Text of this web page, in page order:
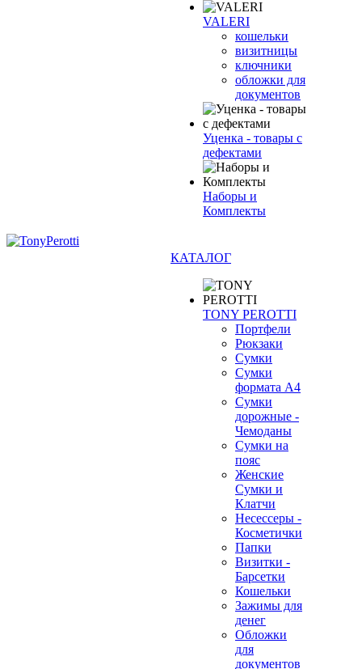
VALERI
кошельки
визитницы
ключники
обложки для
документов
Уценка - товары с
дефектами
Наборы и
Комплекты
КАТАЛОГ
TONY PEROTTI
Портфели
Рюкзаки
Сумки
Сумки
формата А4
Сумки
дорожные -
Чемоданы
Сумки на
пояс
Женские
Сумки и
Клатчи
Несессеры -
Косметички
Папки
Визитки -
Барсетки
Кошельки
Зажимы для
денег
Обложки
для
документов